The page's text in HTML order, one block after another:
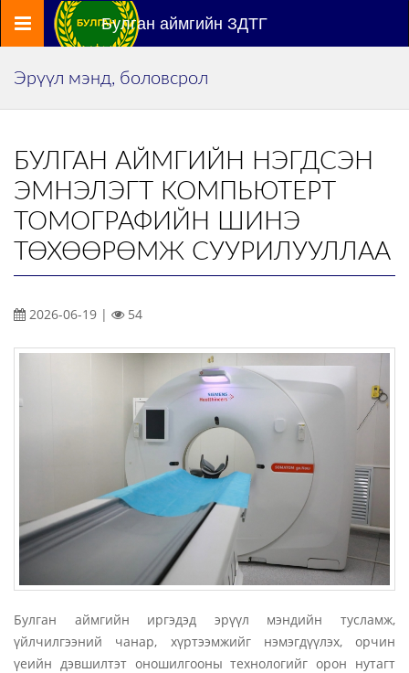
Цэс Булган аймгийн ЗДТГ
Эрүүл мэнд, боловсрол
БУЛГАН АЙМГИЙН НЭГДСЭН
ЭМНЭЛЭГТ КОМПЬЮТЕРТ
ТОМОГРАФИЙН ШИНЭ
ТӨХӨӨРӨМЖ СУУРИЛУУЛЛАА
2026-06-19 | 54
Булган аймгийн иргэдэд эрүүл мэндийн тусламж,
үйлчилгээний чанар, хүртээмжийг нэмэгдүүлэх, орчин
үеийн дэвшилтэт оношилгооны технологийг орон нутагт